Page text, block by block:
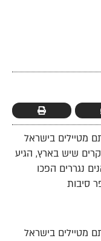
מטיילים בישראל
שיש בארץ, הגיע
נגררים הפכו
סיבות
מטיילים בישראל